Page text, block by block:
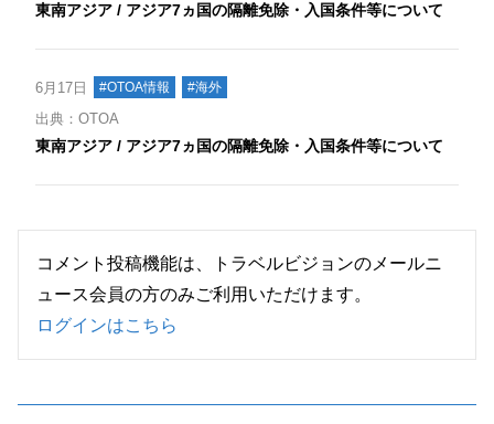
東南アジア / アジア7ヵ国の隔離免除・入国条件等について
6月17日 #OTOA情報 #海外
出典：OTOA
東南アジア / アジア7ヵ国の隔離免除・入国条件等について
コメント投稿機能は、トラベルビジョンのメールニ
ュース会員の方のみご利用いただけます。
ログインはこちら